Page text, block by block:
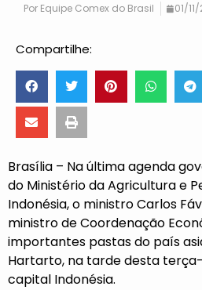
Por Equipe Comex do Brasil 01/
Compartilhe:
Brasília – Na última agenda
do Ministério da Agricultura e
Indonésia, o ministro Carlos
ministro de Coordenação
importantes pastas do país
Hartarto, na tarde desta
capital Indonésia.